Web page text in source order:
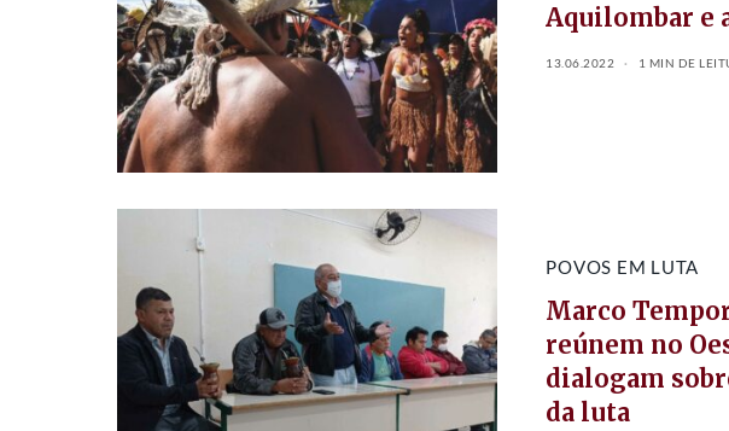
Aquilombar e
13.06.2022 1 MIN DE
POVOS EM LUTA
Marco
reúnem no
dialogam
da luta